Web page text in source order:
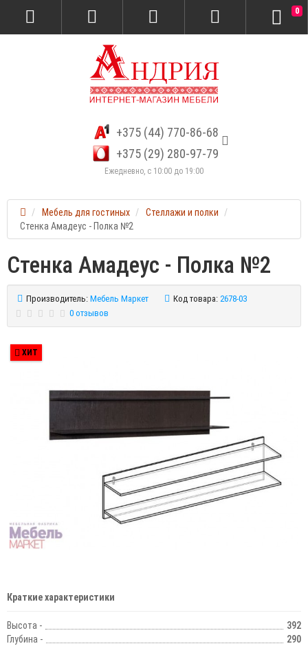
+375 (44) 770-86-68
+375 (29) 280-97-79
Ежедневно, с 10:00 до 19:00
0
Мебель для гостиных
Стеллажи и полки
Стенка Амадеус - Полка №2
Стенка Амадеус - Полка №2
Производитель: Мебель Маркет Код товара: 2678-03
0 отзывов
ХИТ
Краткие характеристики
Высота -
392
Глубина -
290